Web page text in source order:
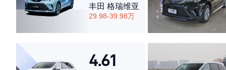
丰田 格瑞维亚
29.98-39.98万
4.61